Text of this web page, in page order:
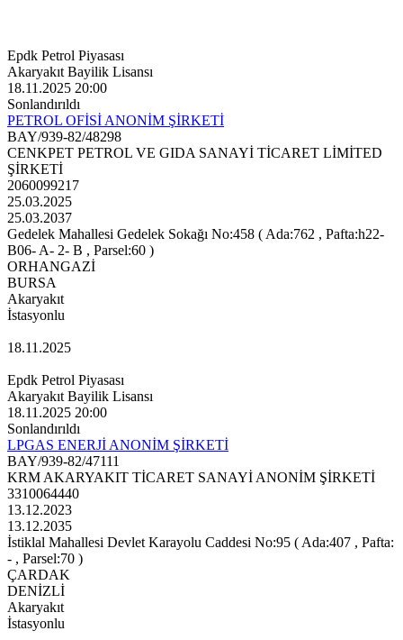
Epdk Petrol Piyasası
Akaryakıt Bayilik Lisansı
18.11.2025 20:00
Sonlandırıldı
PETROL OFİSİ ANONİM ŞİRKETİ
BAY/939-82/48298
CENKPET PETROL VE GIDA SANAYİ TİCARET LİMİTED
ŞİRKETİ
2060099217
25.03.2025
25.03.2037
Gedelek Mahallesi Gedelek Sokağı No:458 ( Ada:762 , Pafta:h22-
B06- A- 2- B , Parsel:60 )
ORHANGAZİ
BURSA
Akaryakıt
İstasyonlu
18.11.2025
Epdk Petrol Piyasası
Akaryakıt Bayilik Lisansı
18.11.2025 20:00
Sonlandırıldı
LPGAS ENERJİ ANONİM ŞİRKETİ
BAY/939-82/47111
KRM AKARYAKIT TİCARET SANAYİ ANONİM ŞİRKETİ
3310064440
13.12.2023
13.12.2035
İstiklal Mahallesi Devlet Karayolu Caddesi No:95 ( Ada:407 , Pafta:
- , Parsel:70 )
ÇARDAK
DENİZLİ
Akaryakıt
İstasyonlu